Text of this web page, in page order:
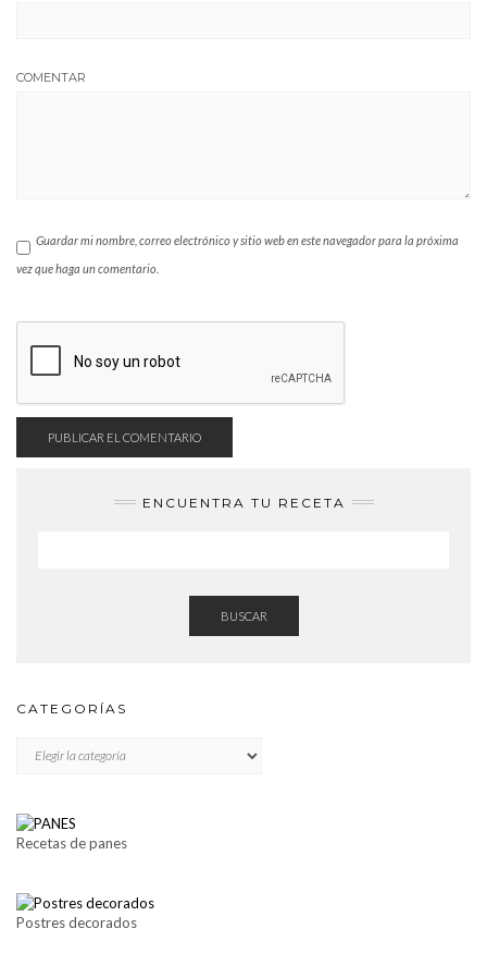
COMENTAR
Guardar mi nombre, correo electrónico y sitio web en este navegador para la próxima
vez que haga un comentario.
ENCUENTRA TU RECETA
BUSCAR
CATEGORÍAS
Recetas de panes
Postres decorados